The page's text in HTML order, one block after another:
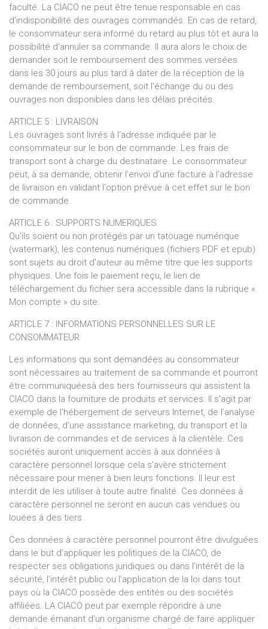
faculté. La CIACO ne peut être tenue responsable en cas
d'indisponibilité des ouvrages commandés. En cas de retard,
le consommateur sera informé du retard au plus tôt et aura la
possibilité d'annuler sa commande. Il aura alors le choix de
demander soit le remboursement des sommes versées
dans les 30 jours au plus tard à dater de la réception de la
demande de remboursement, soit l'échange du ou des
ouvrages non disponibles dans les délais précités.
ARTICLE 5 : LIVRAISON
Les ouvrages sont livrés à l'adresse indiquée par le
consommateur sur le bon de commande. Les frais de
transport sont à charge du destinataire. Le consommateur
peut, à sa demande, obtenir l'envoi d'une facture à l'adresse
de livraison en validant l'option prévue à cet effet sur le bon
de commande.
ARTICLE 6 : SUPPORTS NUMERIQUES
Qu'ils soient ou non protégés par un tatouage numérique
(watermark), les contenus numériques (fichiers PDF et epub)
sont sujets au droit d'auteur au même titre que les supports
physiques. Une fois le paiement reçu, le lien de
téléchargement du fichier sera accessible dans la rubrique «
Mon compte » du site.
ARTICLE 7 : INFORMATIONS PERSONNELLES SUR LE
CONSOMMATEUR
Les informations qui sont demandées au consommateur
sont nécessaires au traitement de sa commande et pourront
être communiquéesà des tiers fournisseurs qui assistent la
CIACO dans la fourniture de produits et services. Il s'agit par
exemple de l'hébergement de serveurs Internet, de l’analyse
de données, d’une assistance marketing, du transport et la
livraison de commandes et de services à la clientèle. Ces
sociétés auront uniquement accès à aux données à
caractère personnel lorsque cela s’avère strictement
nécessaire pour mener à bien leurs fonctions. Il leur est
interdit de les utiliser à toute autre finalité. Ces données à
caractère personnel ne seront en aucun cas vendues ou
louées à des tiers.
Ces données à caractère personnel pourront être divulguées
dans le but d’appliquer les politiques de la CIACO, de
respecter ses obligations juridiques ou dans l’intérêt de la
sécurité, l’intérêt public ou l’application de la loi dans tout
pays où la CIACO possède des entités ou des sociétés
affiliées. LA CIACO peut par exemple répondre à une
demande émanant d’un organisme chargé de faire appliquer